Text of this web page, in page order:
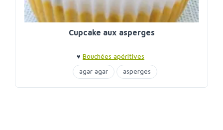
Cupcake aux asperges
♥ Bouchées apéritives
agar agar
asperges